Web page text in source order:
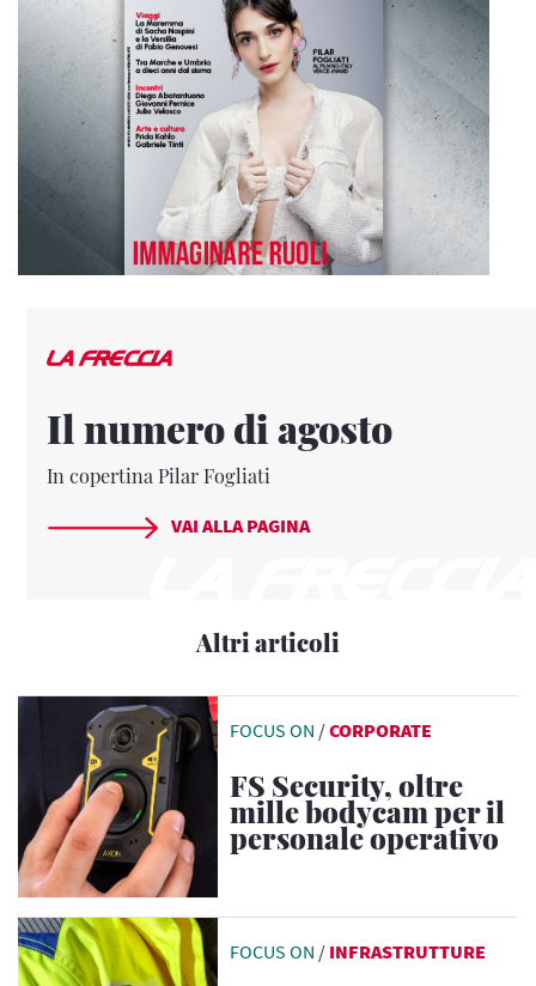
Il numero di agosto
In copertina Pilar Fogliati
VAI ALLA PAGINA
Altri articoli
FOCUS ON /CORPORATE
FS Security, oltre
mille bodycam per il
personale operativo
FOCUS ON / INFRASTRUTTURE